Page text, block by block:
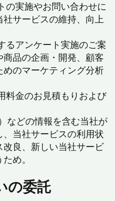
実施やお問い合わせに
サービスの維持、向上
アンケート実施のご案
品の企画・開発、顧客
のマーケティング分析
料金のお見積もりおよび
などの情報を含む当社が
、当社サービスの利用状
良、新しい当社サービ
め。
の委託